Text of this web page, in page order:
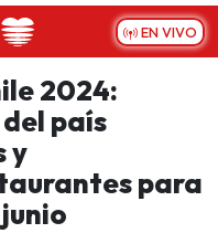
EN VIVO
2024:
país
y
para